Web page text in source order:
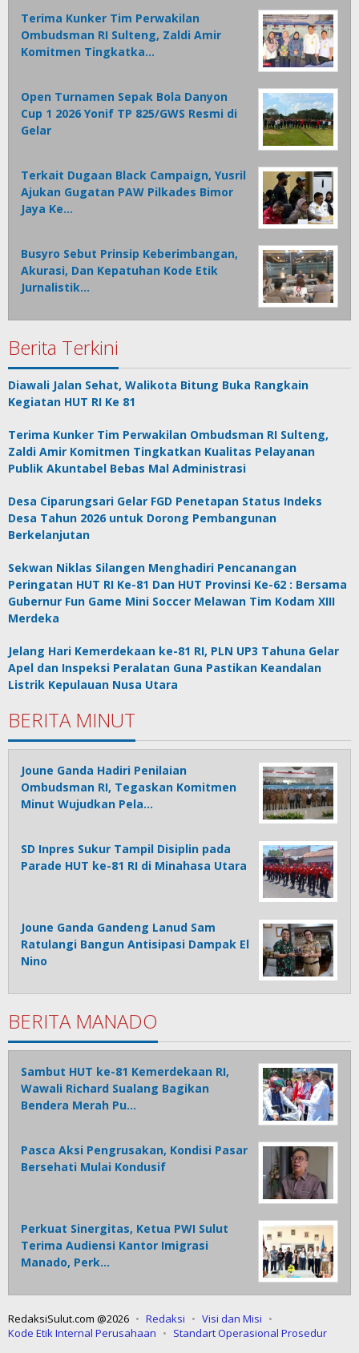
Terima Kunker Tim Perwakilan
Ombudsman RI Sulteng, Zaldi Amir
Komitmen Tingkatka…
Open Turnamen Sepak Bola Danyon
Cup 1 2026 Yonif TP 825/GWS Resmi di
Gelar
Terkait Dugaan Black Campaign, Yusril
Ajukan Gugatan PAW Pilkades Bimor
Jaya Ke…
Busyro Sebut Prinsip Keberimbangan,
Akurasi, Dan Kepatuhan Kode Etik
Jurnalistik…
Berita Terkini
Diawali Jalan Sehat, Walikota Bitung Buka Rangkain
Kegiatan HUT RI Ke 81
Terima Kunker Tim Perwakilan Ombudsman RI Sulteng,
Zaldi Amir Komitmen Tingkatkan Kualitas Pelayanan
Publik Akuntabel Bebas Mal Administrasi
Desa Ciparungsari Gelar FGD Penetapan Status Indeks
Desa Tahun 2026 untuk Dorong Pembangunan
Berkelanjutan
Sekwan Niklas Silangen Menghadiri Pencanangan
Peringatan HUT RI Ke-81 Dan HUT Provinsi Ke-62 : Bersama
Gubernur Fun Game Mini Soccer Melawan Tim Kodam XIII
Merdeka
Jelang Hari Kemerdekaan ke-81 RI, PLN UP3 Tahuna Gelar
Apel dan Inspeksi Peralatan Guna Pastikan Keandalan
Listrik Kepulauan Nusa Utara
BERITA MINUT
Joune Ganda Hadiri Penilaian
Ombudsman RI, Tegaskan Komitmen
Minut Wujudkan Pela…
SD Inpres Sukur Tampil Disiplin pada
Parade HUT ke-81 RI di Minahasa Utara
Joune Ganda Gandeng Lanud Sam
Ratulangi Bangun Antisipasi Dampak El
Nino
BERITA MANADO
Sambut HUT ke-81 Kemerdekaan RI,
Wawali Richard Sualang Bagikan
Bendera Merah Pu…
Pasca Aksi Pengrusakan, Kondisi Pasar
Bersehati Mulai Kondusif
Perkuat Sinergitas, Ketua PWI Sulut
Terima Audiensi Kantor Imigrasi
Manado, Perk…
RedaksiSulut.com @2026 Redaksi
Visi dan Misi
Kode Etik Internal Perusahaan
Standart Operasional Prosedur